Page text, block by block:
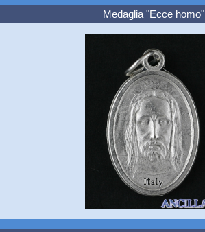
Medaglia "Ecce homo"